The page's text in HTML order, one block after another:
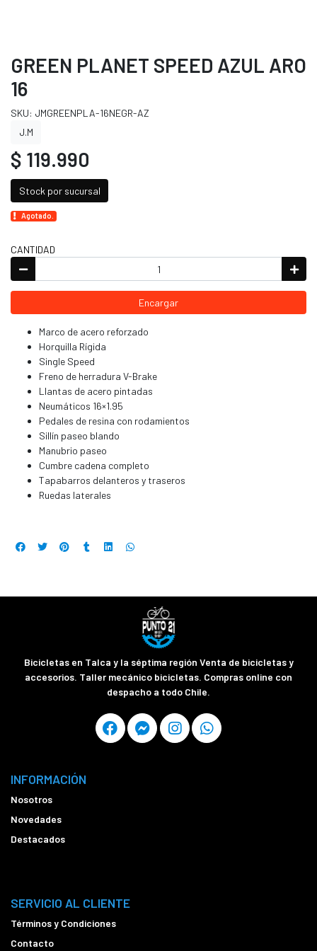
GREEN PLANET SPEED AZUL ARO
16
SKU: JMGREENPLA-16NEGR-AZ
J.M
$ 119.990
Stock por sucursal
Agotado.
CANTIDAD
Encargar
Marco de acero reforzado
Horquilla Rígida
Single Speed
Freno de herradura V-Brake
Llantas de acero pintadas
Neumáticos 16×1.95
Pedales de resina con rodamientos
Sillín paseo blando
Manubrio paseo
Cumbre cadena completo
Tapabarros delanteros y traseros
Ruedas laterales
Bicicletas en Talca y la séptima región Venta de bicicletas y
accesorios. Taller mecánico bicicletas. Compras online con
despacho a todo Chile.
INFORMACIÓN
Nosotros
Novedades
Destacados
SERVICIO AL CLIENTE
Términos y Condiciones
Contacto